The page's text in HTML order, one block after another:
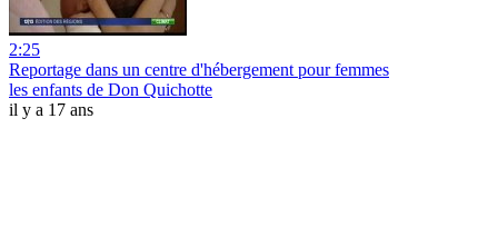
2:25
Reportage dans un centre d'hébergement pour femmes
les enfants de Don Quichotte
il y a 17 ans